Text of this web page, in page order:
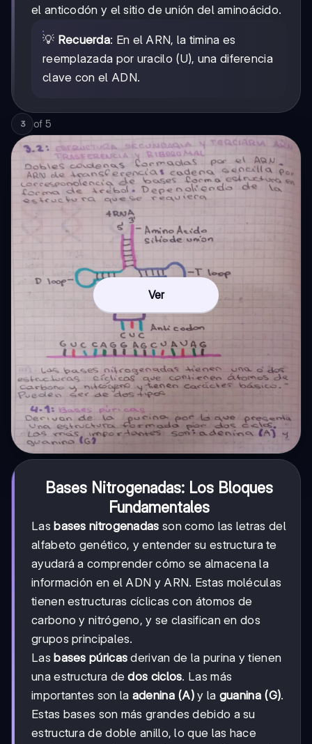
el anticodón y el sitio de unión del aminoácido.
💡 Recuerda: En el ARN, la timina es
reemplazada por uracilo (U), una diferencia
clave con el ADN.
3 of 5
Ver
Bases Nitrogenadas: Los Bloques
Fundamentales
Las bases nitrogenadas son como las letras del
alfabeto genético, y entender su estructura te
ayudará a comprender cómo se almacena la
información en el ADN y ARN. Estas moléculas
tienen estructuras cíclicas con átomos de
carbono y nitrógeno, y se clasifican en dos
grupos principales.
Las bases púricas derivan de la purina y tienen
una estructura dedos ciclos. Las más
importantes son la adenina (A) y la guanina (G).
Estas bases son más grandes debido a su
estructura de doble anillo, lo que las hace